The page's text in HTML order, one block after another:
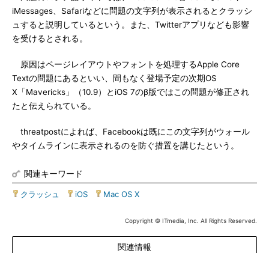
iMessages、Safariなどに問題の文字列が表示されるとクラッシ
ュすると説明しているという。また、Twitterアプリなども影響
を受けるとされる。
原因はページレイアウトやフォントを処理するApple Core
Textの問題にあるといい、間もなく登場予定の次期OS
X「Mavericks」（10.9）とiOS 7のβ版ではこの問題が修正され
たと伝えられている。
threatpostによれば、Facebookは既にこの文字列がウォール
やタイムラインに表示されるのを防ぐ措置を講じたという。
関連キーワード
クラッシュ iOS Mac OS X
Copyright © ITmedia, Inc. All Rights Reserved.
関連情報